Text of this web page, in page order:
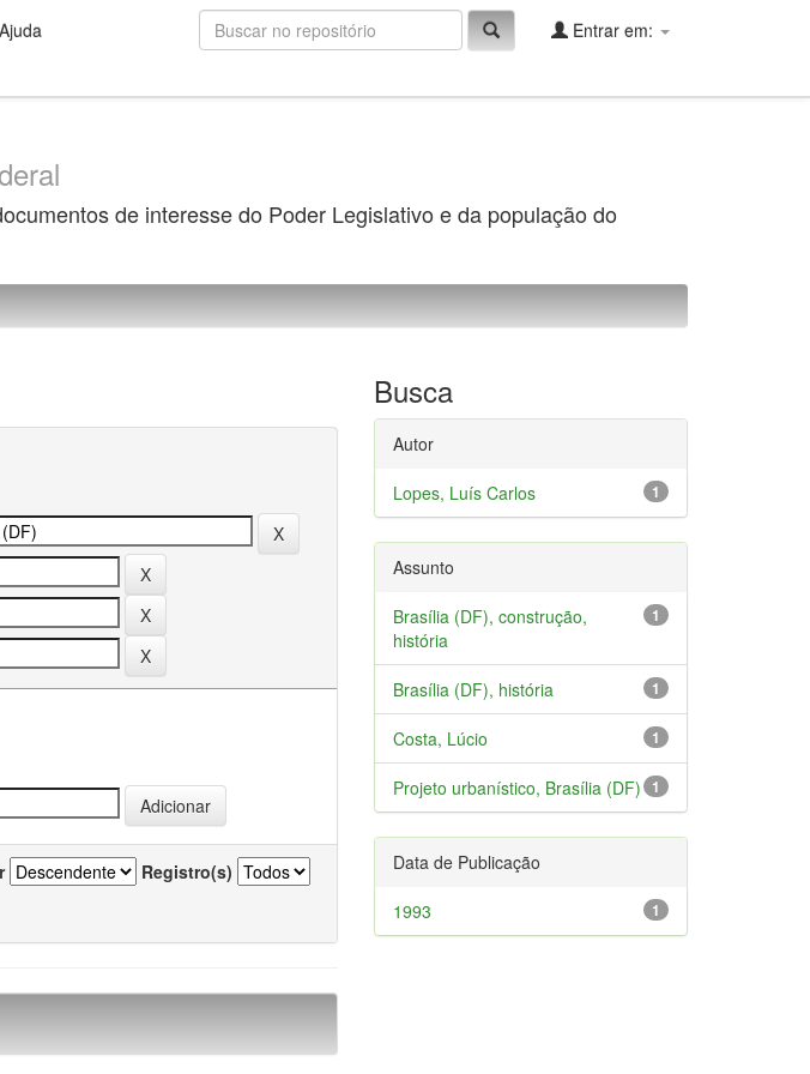
Ajuda Entrar em:
de interesse do Poder Legislativo e da população do
Registro(s)
Busca
Autor
1
Lopes, Luís Carlos
Assunto
1
Brasília (DF), construção,
história
1
Brasília (DF), história
1
Costa, Lúcio
1
Projeto urbanístico, Brasília (DF)
Data de Publicação
1
1993